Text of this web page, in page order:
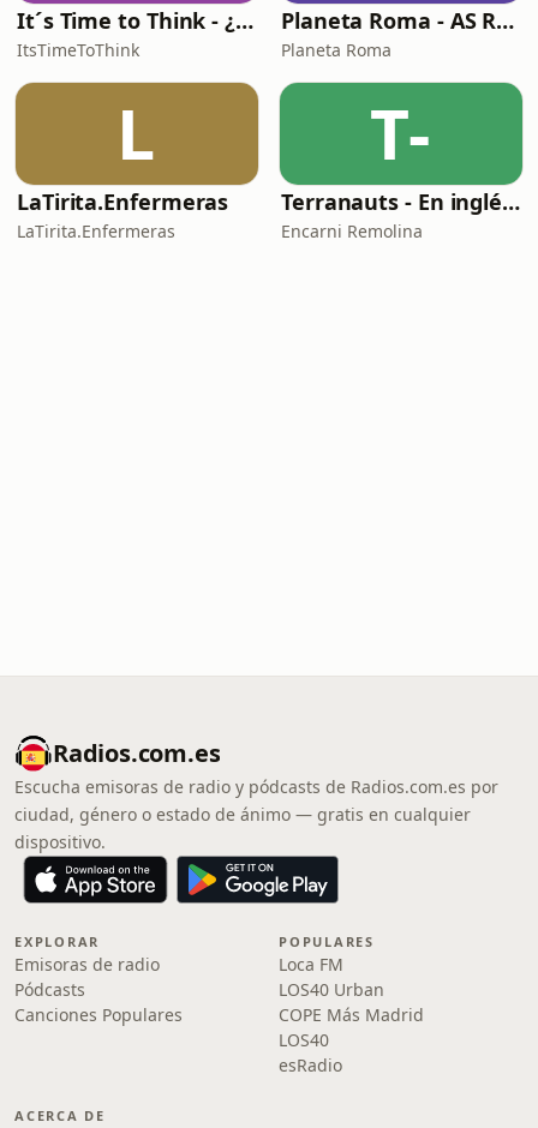
It´s Time to Think - ¿Nos paramos a pensar?
ItsTimeToThink
Planeta Roma - AS Roma Podcast en Español
Planeta Roma
L
LaTirita.Enfermeras
LaTirita.Enfermeras
T-
Terranauts - En inglés y en español. Science and nature in 5 minutes
Encarni Remolina
Radios.com.es
Escucha emisoras de radio y pódcasts de Radios.com.es por
ciudad, género o estado de ánimo — gratis en cualquier
dispositivo.
EXPLORAR
Emisoras de radio
Pódcasts
Canciones Populares
POPULARES
Loca FM
LOS40 Urban
COPE Más Madrid
LOS40
esRadio
ACERCA DE